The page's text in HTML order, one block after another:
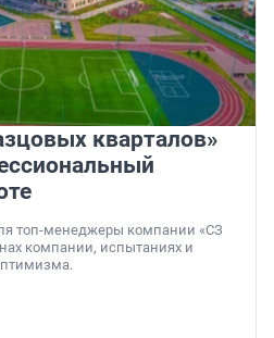
кварталов»
топ-менеджеры компании «СЗ
компании, испытаниях и